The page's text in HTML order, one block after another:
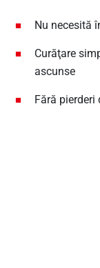
Nu necesită
Curăţare
ascunse
Fără